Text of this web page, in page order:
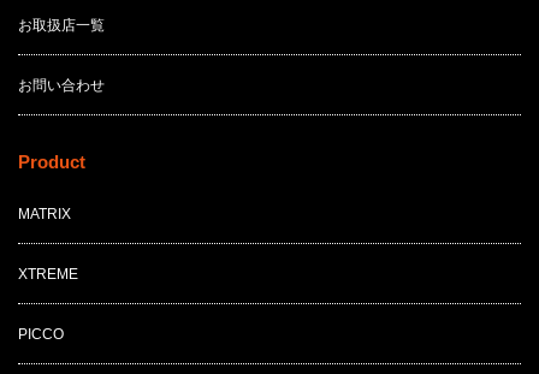
お取扱店一覧
お問い合わせ
Product
MATRIX
XTREME
PICCO